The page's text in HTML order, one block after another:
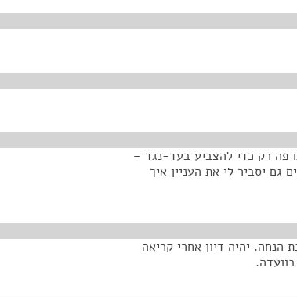
פה רק כדי להצביע בעד-נגד –
יסביר לי את העניין איך
הנחה. יהיה דיון אחרי קריאה